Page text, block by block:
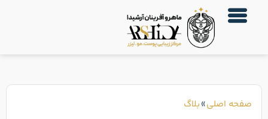
صفحه اصلی»بلاگ